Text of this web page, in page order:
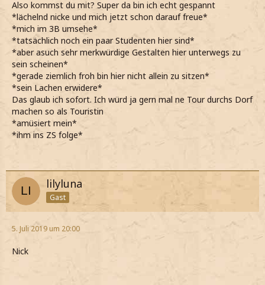
Also kommst du mit? Super da bin ich echt gespannt
*lächelnd nicke und mich jetzt schon darauf freue*
*mich im 3B umsehe*
*tatsächlich noch ein paar Studenten hier sind*
*aber asuch sehr merkwürdige Gestalten hier unterwegs zu
sein scheinen*
*gerade ziemlich froh bin hier nicht allein zu sitzen*
*sein Lachen erwidere*
Das glaub ich sofort. Ich würd ja gern mal ne Tour durchs Dorf
machen so als Touristin
*amüsiert mein*
*ihm ins ZS folge*
lilyluna
Gast
5. Juli 2019 um 20:00
Nick